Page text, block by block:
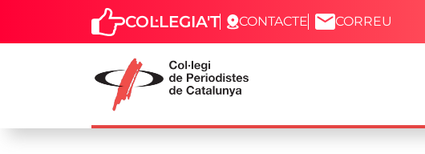
Capçalera
COL·LEGIA'T CONTACTE CORREU